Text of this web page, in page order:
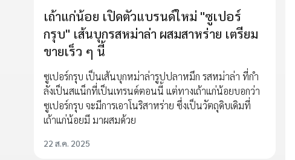
เถ้าแก่น้อย เปิดตัวแบรนด์ใหม่ "ซูเปอร์
กรุบ" เส้นบุกรสหม่าล่า ผสมสาหร่าย เตรียม
ขายเร็ว ๆ นี้
ซูเปอร์กรุบ เป็นเส้นบุกหม่าล่ารูปปลาหมึก รสหม่าล่า ที่กำ
ลังเป็นสแน็กที่เป็นเทรนด์ตอนนี้ แต่ทางเถ้าแก่น้อยบอกว่า
ซูเปอร์กรุบ จะมีการเอาโนริสาหร่าย ซึ่งเป็นวัตถุดิบเดิมที่
เถ้าแก่น้อยมี มาผสมด้วย
22 ส.ค. 2025